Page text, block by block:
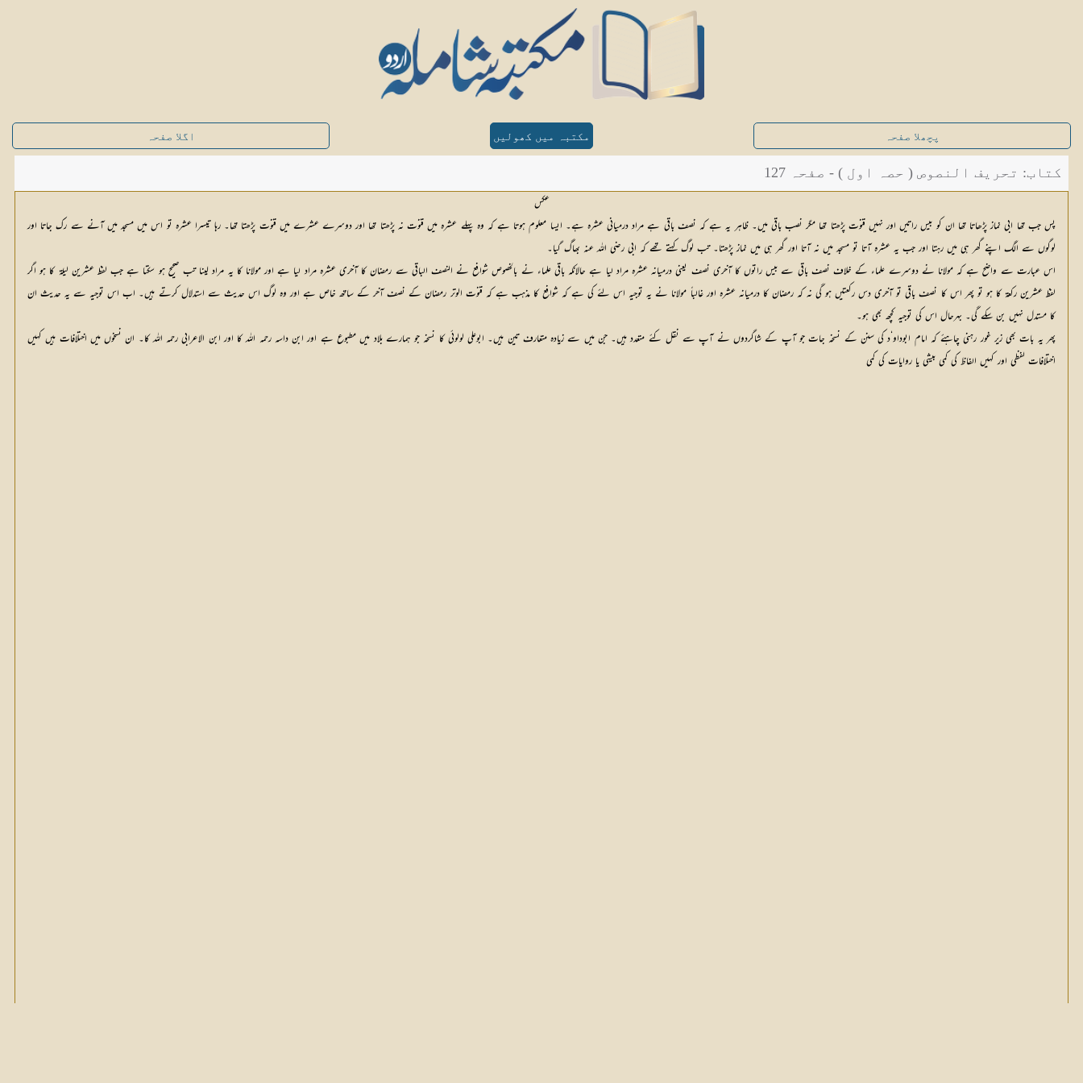
پچھلا صفحہ مکتبہ میں کھولیں اگلا صفحہ
کتاب: تحریف النصوص ( حصہ اول ) - صفحہ 127
عکس
پس جب تھا ابی نماز پڑھاتا تھا ان کو بیس راتیں اور نہیں قنوت پڑھتا تھا مگر نصب باقی میں۔ ظاہر یہ ہے کہ نصف باقی ہے مراد درمیانی عشرہ ہے۔ ایسا معلوم ہوتا ہے کہ وہ پہلے عشرہ میں قنوت نہ پڑھتا تھا اور دوسرے عشرے میں قنوت پڑھتا تھا۔ رہا تیسرا عشرہ تو اس میں مسجد میں آنے سے رک جاتا اور
لوگوں سے الگ اپنے گھر ہی میں رہتا اور جب یہ عشرہ آتا تو مسجد میں نہ آتا اور گھر ہی میں نماز پڑھتا۔ تب لوگ کہتے تھے کہ ابی رضی اللہ عنہ بھاگ گیا۔
اس عبارت سے واضح ہے کہ مولانا نے دوسرے علماء کے خلاف نصف باقی سے بیس راتوں کا آخری نصف یعنی درمیانہ عشرہ مراد لیا ہے حالانکہ باقی علماء نے بالخصوص شوافع نے النصف الباقی سے رمضان کا آخری عشرہ مراد لیا ہے اور مولانا کا یہ مراد لینا تب صحیح ہو سکتا ہے جب لفظ عشرین لیلۃ کا ہو اگر
لفظ عشرین رکعۃ کا ہو تو پھر اس کا نصف باقی تو آخری دس رکعتیں ہو گی نہ کہ رمضان کا درمیانہ عشرہ اور غالباً مولانا نے یہ توجیہ اس لئے کی ہے کہ شوافع کا مذہب ہے کہ قنوت الوتر رمضان کے نصف آخر کے ساتھ خاص ہے اور وہ لوگ اس حدیث سے استدلال کرتے ہیں۔ اب اس توجیہ سے یہ حدیث ان
کا مستدل نہیں بن سکے گی۔ بہرحال اس کی توجیہ کچھ بھی ہو۔
پھر یہ بات بھی زیر غور رہنی چاہئے کہ امام ابوداو‘د کی سنن کے نسخہ جات جو آپ کے شاگردوں نے آپ سے نقل کئے متعدد ہیں۔ جن میں سے زیادہ متعارف تین ہیں۔ ابوعلی لولوئی کا نسخہ جو ہمارے بلاد میں مطبوع ہے اور ابن داسہ رحمہ اللہ کا اور ابن الاعرابی رحمہ اللہ کا۔ ان نسخوں میں اختلافات ہیں کہیں
اختلافات لفظی اور کہیں الفاظ کی کمی بیشی یا روایات کی کمی